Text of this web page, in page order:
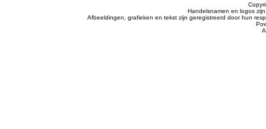
Handelsnamen en logos
Afbeeldingen, grafieken en tekst zijn geregistreerd door hun